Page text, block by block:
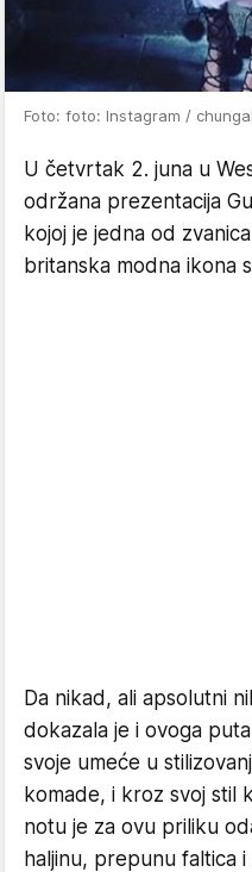
Foto: foto: Instagram /
U četvrtak 2. juna u
održana prezentacija
kojoj je jedna od
britanska modna ikona
Da nikad, ali apsolutni
dokazala je i ovoga
svoje umeće u
komade, i kroz svoj stil
notu je za ovu priliku
haljinu, prepunu faltica